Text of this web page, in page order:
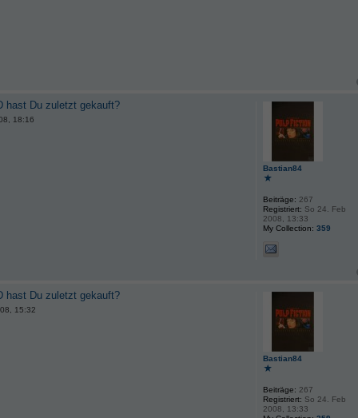
hast Du zuletzt gekauft?
18:16
Bastian84
Beiträge: 267
Registriert: So 24. Feb
2008, 13:33
My Collection: 359
hast Du zuletzt gekauft?
15:32
Bastian84
Beiträge: 267
Registriert: So 24. Feb
2008, 13:33